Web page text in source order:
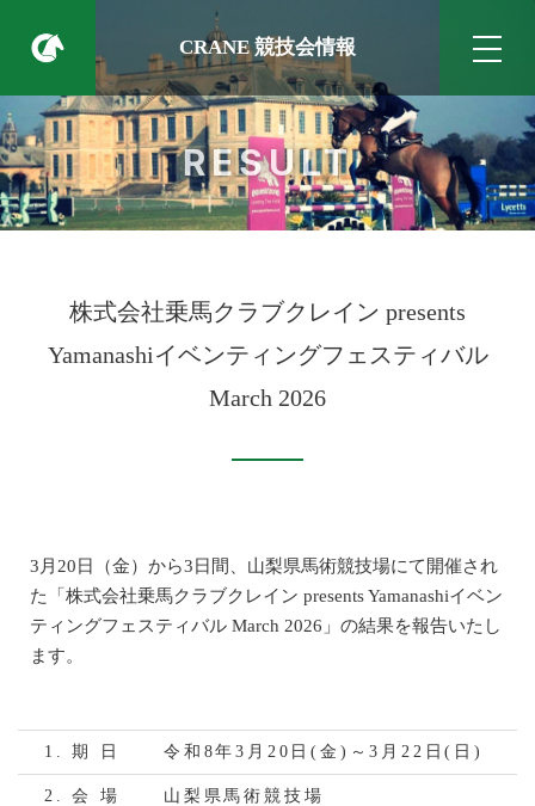
CRANE 競技会情報
RESULT
株式会社乗馬クラブクレイン presents
Yamanashiイベンティングフェスティバル
March 2026
3月20日（金）から3日間、山梨県馬術競技場にて開催され
た「株式会社乗馬クラブクレイン presents Yamanashiイベン
ティングフェスティバル March 2026」の結果を報告いたし
ます。
1. 期 日 令和8年3月20日(金)～3月22日(日)
2. 会 場 山梨県馬術競技場